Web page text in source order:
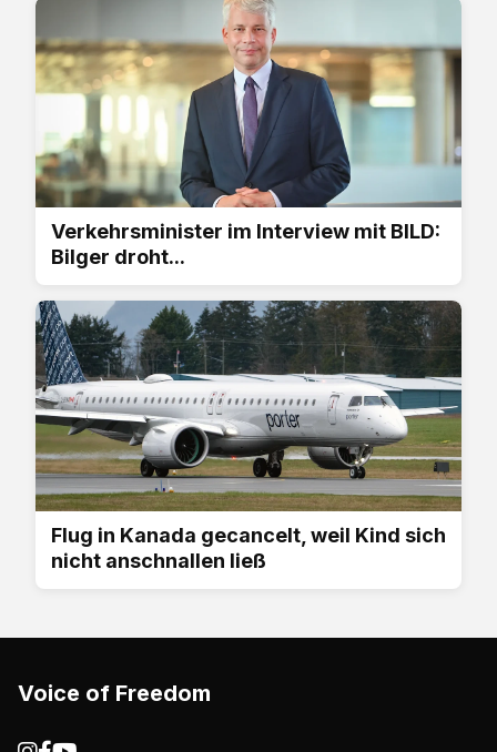
Verkehrsminister im Interview mit BILD:
Bilger droht...
Flug in Kanada gecancelt, weil Kind sich
nicht anschnallen ließ
Voice of Freedom